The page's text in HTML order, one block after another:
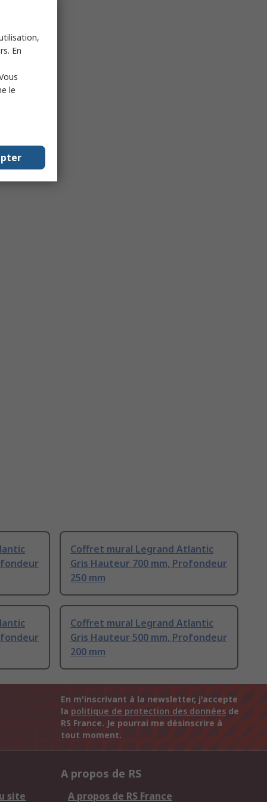
Coffret mural Legrand Atlantic
Gris Hauteur 700 mm, Profondeur
250 mm
Coffret mural Legrand Atlantic
Gris Hauteur 500 mm, Profondeur
200 mm
En m'inscrivant à la newsletter, j'accepte
la politique de protection des données de
RS France. Je pourrai me désinscrire à
tout moment.
site
A propos de RS
A propos de RS France
En
le